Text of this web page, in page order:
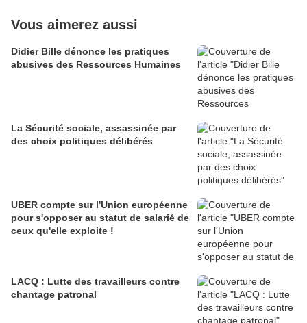
Vous aimerez aussi
Didier Bille dénonce les pratiques
abusives des Ressources Humaines
La Sécurité sociale, assassinée par
des choix politiques délibérés
UBER compte sur l'Union européenne
pour s'opposer au statut de salarié de
ceux qu'elle exploite !
LACQ : Lutte des travailleurs contre
chantage patronal